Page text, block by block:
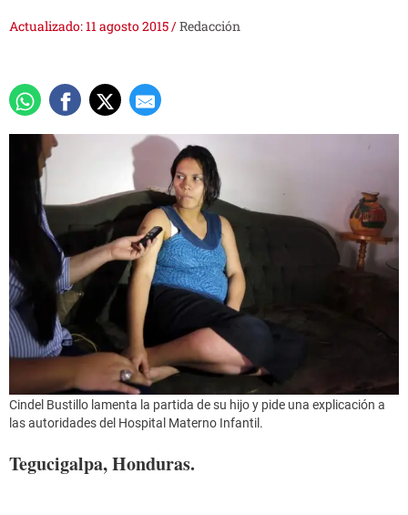
Actualizado: 11 agosto 2015/Redacción
Cindel Bustillo lamenta la partida de su hijo y pide una explicación a
las autoridades del Hospital Materno Infantil.
Tegucigalpa, Honduras.